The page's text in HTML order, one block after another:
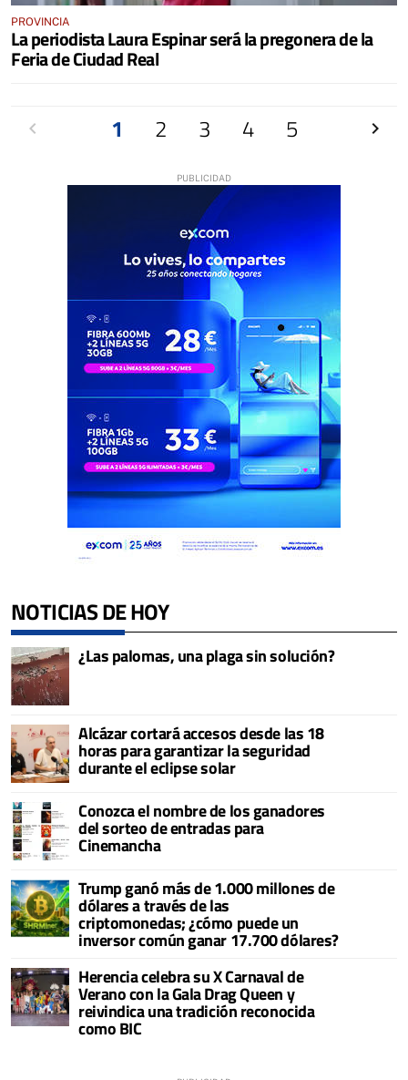
PROVINCIA
La periodista Laura Espinar será la pregonera de la
Feria de Ciudad Real
1 2 3 4 5
NOTICIAS DE HOY
¿Las palomas, una plaga sin solución?
Alcázar cortará accesos desde las 18
horas para garantizar la seguridad
durante el eclipse solar
Conozca el nombre de los ganadores
del sorteo de entradas para
Cinemancha
Trump ganó más de 1.000 millones de
dólares a través de las
criptomonedas; ¿cómo puede un
inversor común ganar 17.700 dólares?
Herencia celebra su X Carnaval de
Verano con la Gala Drag Queen y
reivindica una tradición reconocida
como BIC